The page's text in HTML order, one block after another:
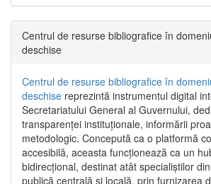
Centrul de resurse bibliografice în
deschise
Centrul de resurse bibliografice în
deschise reprezintă instrumentul digital
Secretariatului General al Guvernului,
transparenței instituționale, informării
metodologic. Concepută ca o platformă
accesibilă, aceasta funcționează ca un
bidirecțional, destinat atât specialiștilor
publică centrală și locală, prin furnizarea